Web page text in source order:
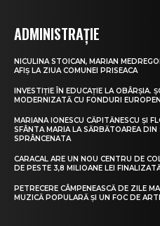
ADMINISTRAȚIE
NICULINA STOICAN, MARIAN
AFIȘ LA ZIUA COMUNEI PRISEACA
INVESTIȚIE ÎN EDUCAȚIE LA OBÂRȘIA.
MODERNIZATĂ CU FONDURI
MARIANA IONESCU CĂPITĂNESCU ȘI
SFÂNTA MARIA LA SĂRBĂTOAREA
SPRÂNCENATA
CARACAL ARE UN NOU CENTRU DE
DE PESTE 3,8 MILIOANE LEI
PETRECERE CÂMPENEASCĂ DE ZILE
MUZICĂ POPULARĂ ȘI UN FOC DE